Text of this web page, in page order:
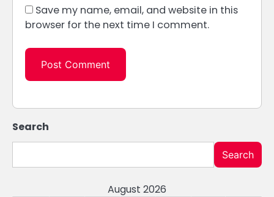
Save my name, email, and website in this
browser for the next time I comment.
Search
Search
August 2026